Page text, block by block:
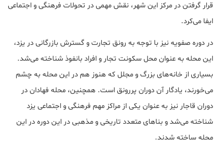
قرار گرفتن در مرکز این شهر، نقش مهمی در تحولات فرهنگی و اجتماعی
ایفا می‌کرد.
در دوره صفویه نیز با توجه به رونق تجارت و گسترش بازرگانی در یزد،
این محله به عنوان محل سکونت تجار و افراد بانفوذ شناخته می‌شد.
بسیاری از خانه‌های بزرگ و مجلل که هنوز هم در این محله به چشم
می‌خورند، یادگار آن دوران پررونق است. همچنین، محله فهادان در
دوران قاجار نیز به عنوان یکی از مراکز مهم فرهنگی و اجتماعی یزد
شناخته می‌شد و بناهای متعدد تاریخی و مذهبی در این دوره در این
محله ساخته شدند.